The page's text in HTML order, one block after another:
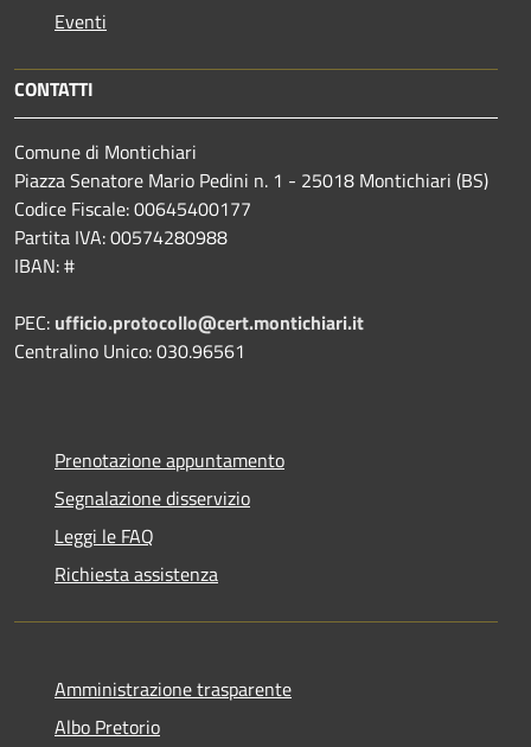
Eventi
CONTATTI
Comune di Montichiari
Piazza Senatore Mario Pedini n. 1 - 25018 Montichiari (BS)
Codice Fiscale: 00645400177
Partita IVA: 00574280988
IBAN: #
PEC: ufficio.protocollo@cert.montichiari.it
Centralino Unico: 030.96561
Prenotazione appuntamento
Segnalazione disservizio
Leggi le FAQ
Richiesta assistenza
Amministrazione trasparente
Albo Pretorio